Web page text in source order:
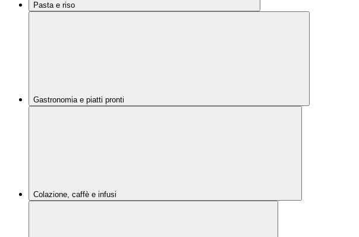
Pasta e riso
Gastronomia e piatti pronti
Colazione, caffè e infusi